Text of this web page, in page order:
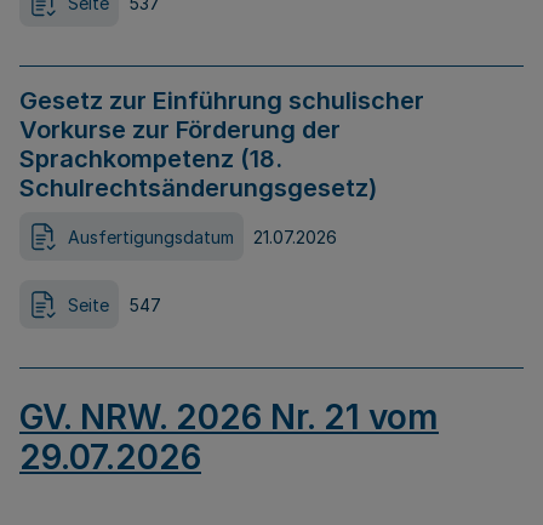
Gesetz zur Einführung schulischer
Vorkurse zur Förderung der
Sprachkompetenz (18.
Schulrechtsänderungsgesetz)
Ausfertigungsdatum 21.07.2026
Seite 547
GV. NRW. 2026 Nr. 21 vom
29.07.2026